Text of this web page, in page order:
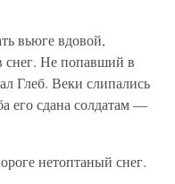
вьюге вдовой,
снег. Не попавший в
Глеб. Веки слипались
его сдана солдатам —
нетоптаный снег.